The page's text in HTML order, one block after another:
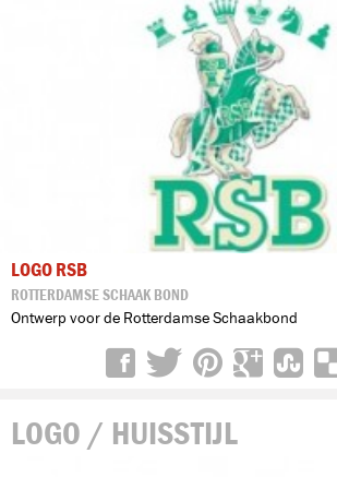
LOGO RSB
ROTTERDAMSE SCHAAK BOND
Ontwerp voor de Rotterdamse Schaakbond
LOGO / HUISSTIJL